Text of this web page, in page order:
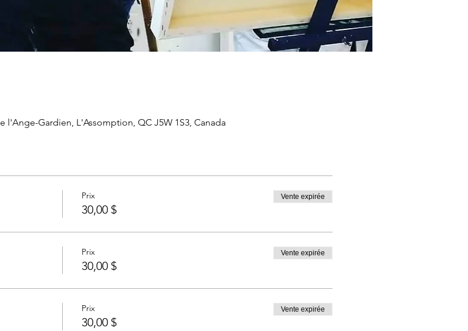
l'Ange-Gardien, L'Assomption, QC J5W 1S3, Canada
Prix
30,00 $
Vente expirée
Prix
30,00 $
Vente expirée
Prix
30,00 $
Vente expirée